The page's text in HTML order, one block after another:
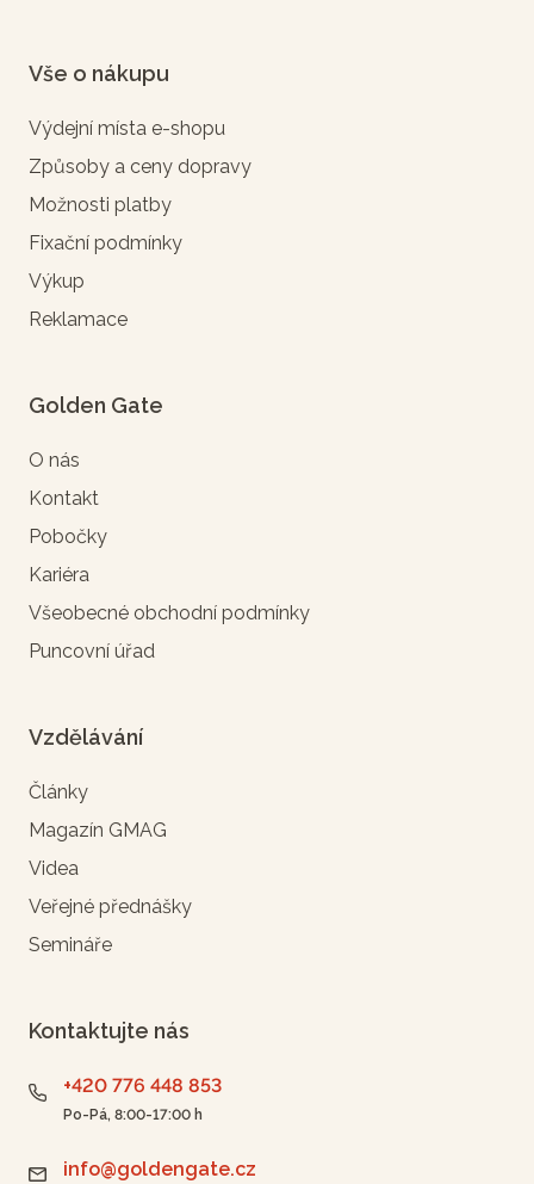
Vše o nákupu
Výdejní místa e-shopu
Způsoby a ceny dopravy
Možnosti platby
Fixační podmínky
Výkup
Reklamace
Golden Gate
O nás
Kontakt
Pobočky
Kariéra
Všeobecné obchodní podmínky
Puncovní úřad
Vzdělávání
Články
Magazín GMAG
Videa
Veřejné přednášky
Semináře
Kontaktujte nás
+420 776 448 853
Po-Pá, 8:00-17:00 h
info@goldengate.cz